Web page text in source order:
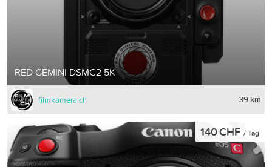
RED GEMINI DSMC2 5K
filmkamera.ch 39 km
140 CHF / Tag